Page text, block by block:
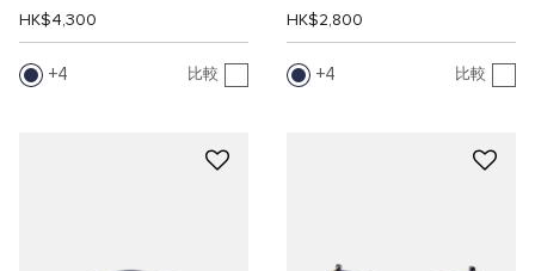
HK$4,300
4 比較
HK$2,800
4 比較